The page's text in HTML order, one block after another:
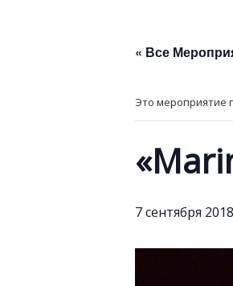
« Все
Это мероприятие
7 сентября 2018